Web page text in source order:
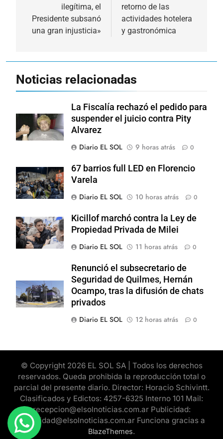
ilegítima, el
Presidente subsanó
una gran injusticia»
retorno de las
actividades hotelera
y gastronómica
Noticias relacionadas
La Fiscalía rechazó el pedido para
suspender el juicio contra Pity
Alvarez
Diario EL SOL
9 horas atrás 0
67 barrios full LED en Florencio
Varela
Diario EL SOL
10 horas atrás 0
Kicillof marchó contra la Ley de
Propiedad Privada de Milei
Diario EL SOL
11 horas atrás 0
Renunció el subsecretario de
Seguridad de Quilmes, Hernán
Ocampo, tras la difusión de chats
privados
Diario EL SOL
12 horas atrás 0
© Copyright 2026 EL SOL SA | Todos los derechos
reservados. Queda prohibida la reproducción total o
parcial del presente diario. Director: Horacio Schivintt.
Clasificados y Edictos: 4257-6325 Interno 101 Mail:
recepcion@elsolnoticias.com.ar Publicidad:
publicidad@elsolnoticias.com.ar Funciona gracias a
BlazeThemes.